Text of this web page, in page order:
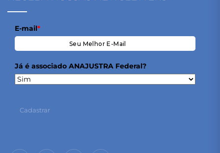
E-mail*
Já é associado ANAJUSTRA Federal?
Cadastrar